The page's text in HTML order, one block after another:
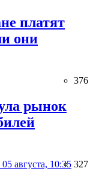
платят
они
376
рынок
05 августа, 10:35 327